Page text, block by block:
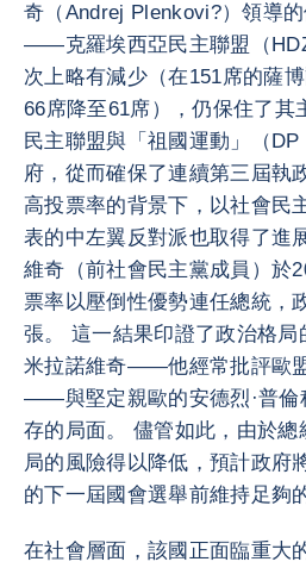
奇（Andrej Plenkovi?）領導
——克羅埃西亞民主聯盟（
次上略有減少（在151席的薩
66席降至61席），仍保住了其
民主聯盟與「祖國運動」（
府，從而確保了連續第三屆執
高投票率的背景下，以社會民
表的中左翼反對派也取得了進
維奇（前社會民主黨成員）於
票率以壓倒性優勢連任總統，
張。 這一結果印證了政治格局
米拉諾維奇——他經常批評歐
——與堅定親歐的安德烈·普倫
存的局面。 儘管如此，由於
局的風險得以降低，預計政府
的下一屆國會選舉前維持足夠
在社會層面，該國正面臨重大